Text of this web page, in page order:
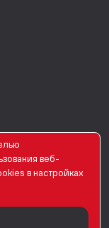
веб-
в настройках